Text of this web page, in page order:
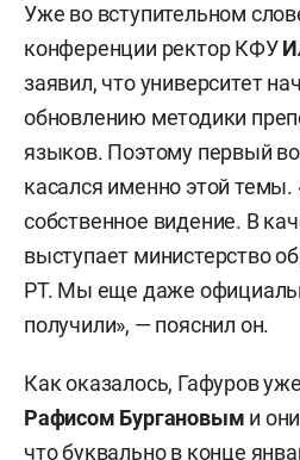
Уже во вступительном
конференции ректор КФУ
заявил, что университет
обновлению методики
языков. Поэтому первый
касался именно этой
собственное видение. В
выступает министерство
РТ. Мы еще даже
получили», — пояснил он.
Как оказалось, Гафуров
Рафисом Бургановым и
что буквально в конце